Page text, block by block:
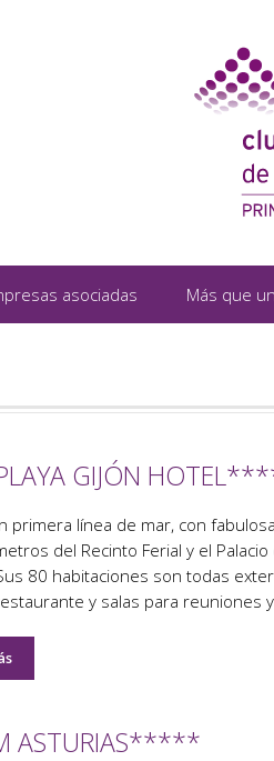
asociadas Más que
GIJÓN
primera línea de mar, con
del Recinto Ferial y el
80 habitaciones son todas
y salas para reuniones
ASTURIAS*****